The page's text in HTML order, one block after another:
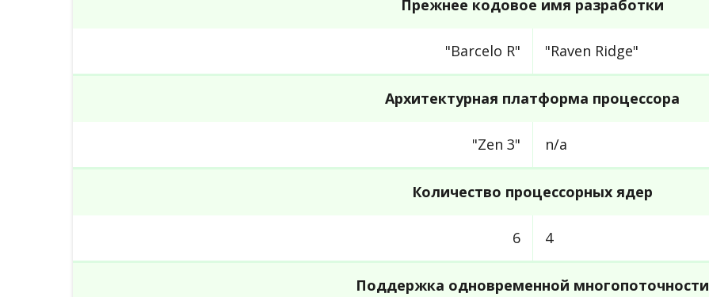
Прежнее кодовое имя разработки
"Barcelo R" "Raven Ridge"
Архитектурная платформа процессора
"Zen 3" n/a
Количество процессорных ядер
6 4
Поддержка одновременной многопоточности